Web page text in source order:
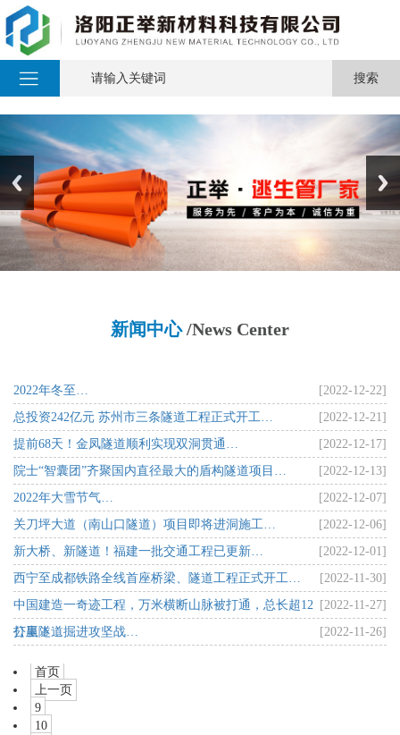
新闻中心/News Center
[2022-12-22]
2022年冬至…
[2022-12-21]
总投资242亿元 苏州市三条隧道工程正式开工…
[2022-12-17]
提前68天！金凤隧道顺利实现双洞贯通…
[2022-12-13]
院士“智囊团”齐聚国内直径最大的盾构隧道项目…
[2022-12-07]
2022年大雪节气…
[2022-12-06]
关刀坪大道（南山口隧道）项目即将进洞施工…
[2022-12-01]
新大桥、新隧道！福建一批交通工程已更新…
[2022-11-30]
西宁至成都铁路全线首座桥梁、隧道工程正式开工…
[2022-11-27]
中国建造一奇迹工程，万米横断山脉被打通，总长超12
公里！…
[2022-11-26]
打赢隧道掘进攻坚战…
首页
上一页
9
10